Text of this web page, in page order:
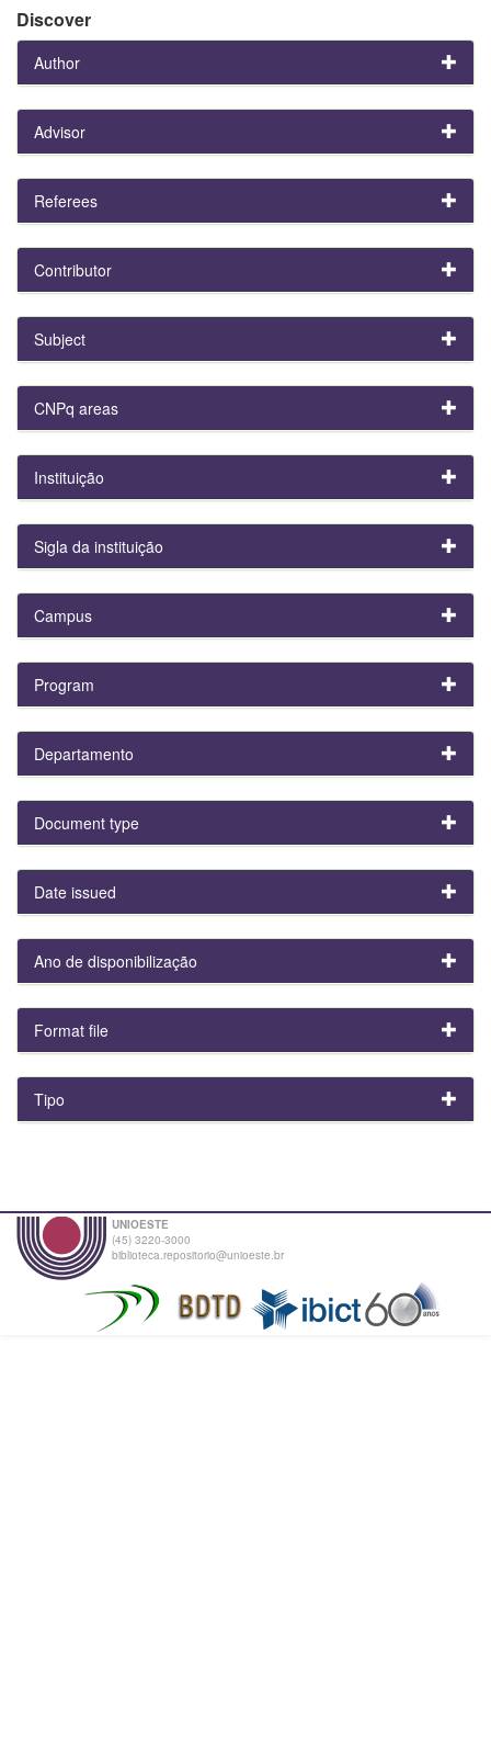
Discover
Author
Advisor
Referees
Contributor
Subject
CNPq areas
Instituição
Sigla da instituição
Campus
Program
Departamento
Document type
Date issued
Ano de disponibilização
Format file
Tipo
UNIOESTE
(45) 3220-3000
biblioteca.repositorio@unioeste.br